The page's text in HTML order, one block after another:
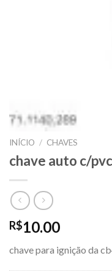
INÍCIO / CHAVES
chave auto c/
R$10.00
chave para ignição da